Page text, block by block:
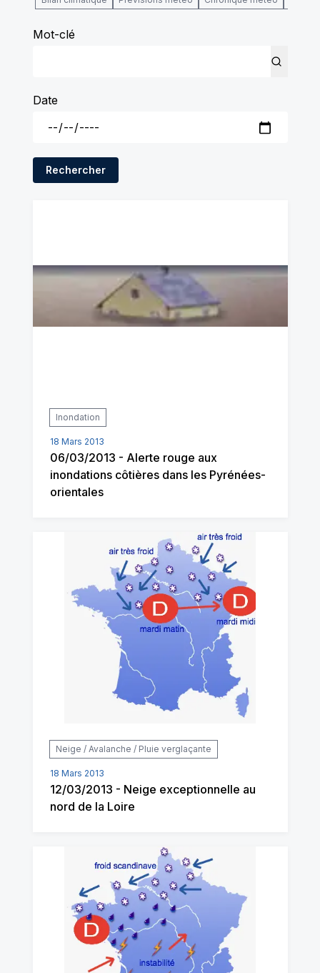
Mot-clé
Date
Rechercher
Inondation
18 Mars 2013
06/03/2013 - Alerte rouge aux
inondations côtières dans les Pyrénées-
orientales
Neige / Avalanche / Pluie verglaçante
18 Mars 2013
12/03/2013 - Neige exceptionnelle au
nord de la Loire